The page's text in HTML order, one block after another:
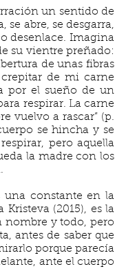
un sentido de
se abre, se desgarra,
desenlace. Imagina
su vientre preñado:
de unas fibras
de mi carne
por el sueño de un
respirar. La carne
vuelvo a rascar” (p.
se hincha y se
pero aquella
la madre con los
una constante en la
(2015), es la
nombre y todo, pero
antes de saber que
porque parecía
ante el cuerpo